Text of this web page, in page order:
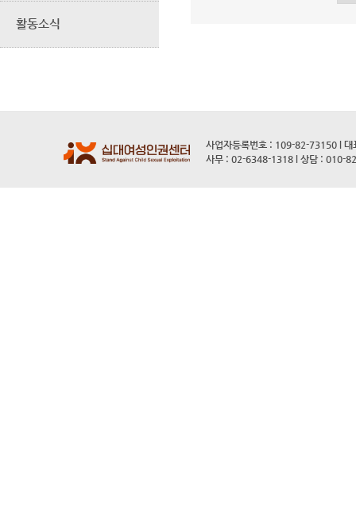
활동소식
사업자등록번호 : 109-82-73150 l 대
사무 : 02-6348-1318 l 상담 : 010-